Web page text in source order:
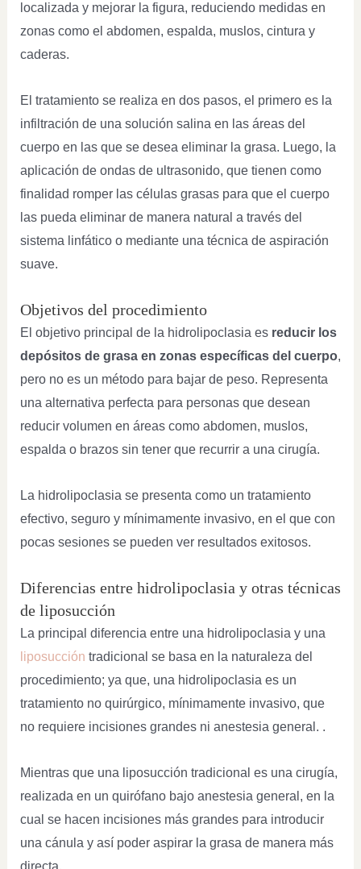
localizada y mejorar la figura, reduciendo medidas en
zonas como el abdomen, espalda, muslos, cintura y
caderas.
El tratamiento se realiza en dos pasos, el primero es la
infiltración de una solución salina en las áreas del
cuerpo en las que se desea eliminar la grasa. Luego, la
aplicación de ondas de ultrasonido, que tienen como
finalidad romper las células grasas para que el cuerpo
las pueda eliminar de manera natural a través del
sistema linfático o mediante una técnica de aspiración
suave.
Objetivos del procedimiento
El objetivo principal de la hidrolipoclasia es reducir los
depósitos de grasa en zonas específicas del cuerpo,
pero no es un método para bajar de peso. Representa
una alternativa perfecta para personas que desean
reducir volumen en áreas como abdomen, muslos,
espalda o brazos sin tener que recurrir a una cirugía.
La hidrolipoclasia se presenta como un tratamiento
efectivo, seguro y mínimamente invasivo, en el que con
pocas sesiones se pueden ver resultados exitosos.
Diferencias entre hidrolipoclasia y otras técnicas
de liposucción
La principal diferencia entre una hidrolipoclasia y una
liposucción tradicional se basa en la naturaleza del
procedimiento; ya que, una hidrolipoclasia es un
tratamiento no quirúrgico, mínimamente invasivo, que
no requiere incisiones grandes ni anestesia general. .
Mientras que una liposucción tradicional es una cirugía,
realizada en un quirófano bajo anestesia general, en la
cual se hacen incisiones más grandes para introducir
una cánula y así poder aspirar la grasa de manera más
directa.